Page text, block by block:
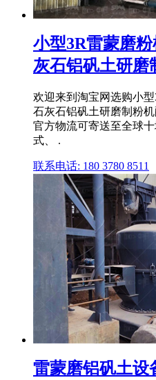
小型3R雷蒙磨
灰石铝矾土研磨
欢迎来到淘宝网选购小
石灰石铝矾土研磨制粉
官方物流可寄送至全球
式、 .
联系电话: 180 3780 8511
雷蒙磨铝矾土设